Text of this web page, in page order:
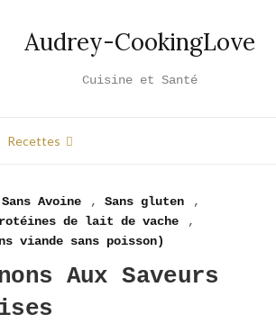
Audrey-CookingLove
Cuisine et Santé
Recettes
Avoine , Sans gluten
,
de lait de vache
,
viande sans poisson)
Aux Saveurs